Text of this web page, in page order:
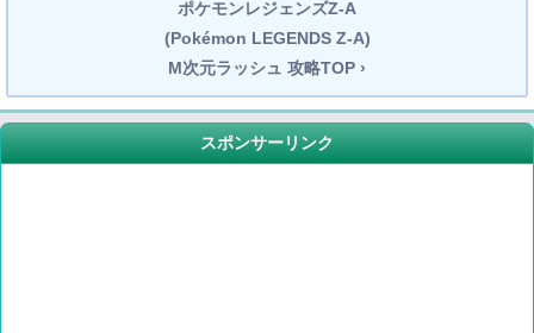
ポケモンレジェンズZ-A
(Pokémon LEGENDS Z-A)
M次元ラッシュ 攻略TOP ›
スポンサーリンク